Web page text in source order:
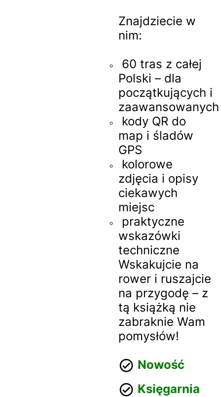
Znajdziecie w
nim:
60 tras z całej
Polski – dla
początkujących i
zaawansowanych
kody QR do
map i śladów
GPS
kolorowe
zdjęcia i opisy
ciekawych
miejsc
praktyczne
wskazówki
techniczne
Wskakujcie na
rower i ruszajcie
na przygodę – z
tą książką nie
zabraknie Wam
pomysłów!
Nowość
Księgarnia